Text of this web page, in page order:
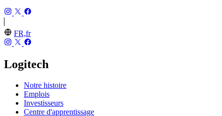
FR,fr
Logitech
Notre histoire
Emplois
Investisseurs
Centre d'apprentissage